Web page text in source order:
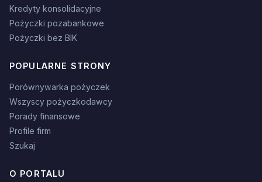
Kredyty konsolidacyjne
Pożyczki pozabankowe
Pożyczki bez BIK
POPULARNE STRONY
Porównywarka pożyczek
Wszyscy pożyczkodawcy
Porady finansowe
Profile firm
Szukaj
O PORTALU